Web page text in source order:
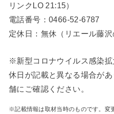
リンクLO 21:15）
電話番号：0466-52-6787
定休日：無休（リエール藤沢
※新型コロナウイルス感染
休日が記載と異なる場合が
舗にご確認ください。
※記載情報は取材当時のものです。変